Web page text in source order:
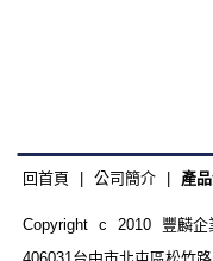
回首頁 公司簡介| 產
Copyright c 2010 豐麟企